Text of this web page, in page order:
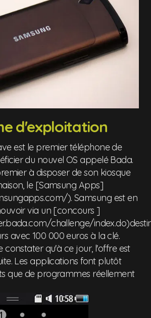
d'exploitation
est le premier téléphone de
du nouvel OS appelé Bada.
à disposer de son kiosque
le [Samsung Apps]
). Samsung est en
via un [concours ]
challenge/
avec 100 000 euros à la clé.
constater qu'à ce jour, l'offre est
Les applications font plutôt
que de programmes réellement